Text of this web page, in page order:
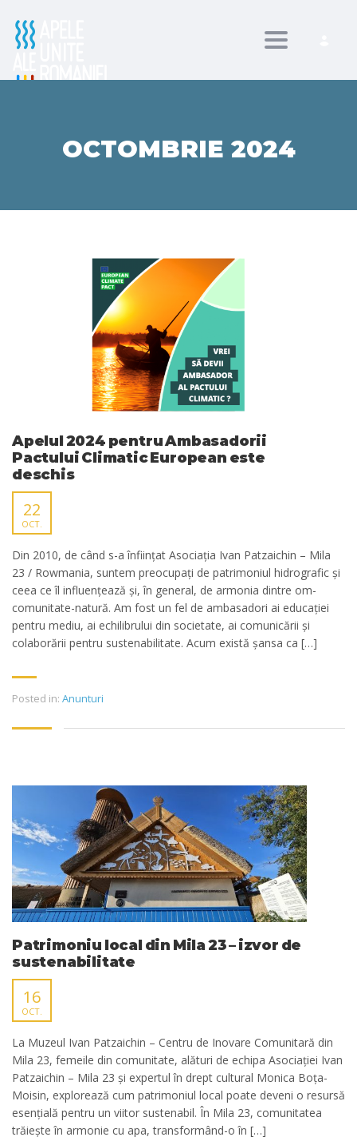
Toggle
OCTOMBRIE 2024
Apelul 2024 pentru Ambasadorii
Pactului Climatic European este
deschis
22
OCT.
Din 2010, de când s-a înființat Asociația Ivan Patzaichin – Mila
23 / Rowmania, suntem preocupați de patrimoniul hidrografic și
ceea ce îl influențează și, în general, de armonia dintre om-
comunitate-natură. Am fost un fel de ambasadori ai educației
pentru mediu, ai echilibrului din societate, ai comunicării și
colaborării pentru sustenabilitate. Acum există șansa ca […]
Posted in: Anunturi
Patrimoniu local din Mila 23 – izvor de
sustenabilitate
16
OCT.
La Muzeul Ivan Patzaichin – Centru de Inovare Comunitară din
Mila 23, femeile din comunitate, alături de echipa Asociației Ivan
Patzaichin – Mila 23 și expertul în drept cultural Monica Boța-
Moisin, explorează cum patrimoniul local poate deveni o resursă
esențială pentru un viitor sustenabil. În Mila 23, comunitatea
trăiește în armonie cu apa, transformând-o în […]